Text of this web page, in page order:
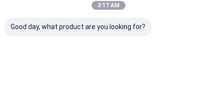
3:17 AM
Good day, what product are you looking for?